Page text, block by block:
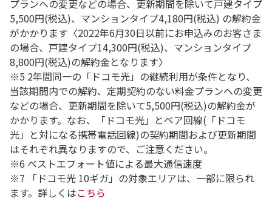
プランへの変更などの場合、更新期間を除いて戸建タイプ
5,500円(税込)、マンションタイプ4,180円(税込) の解約金
がかかります〈2022年6月30日以前にお申込みのお客さま
の場合、戸建タイプ14,300円(税込)、マンションタイプ
8,800円(税込)の解約金となります〉
※5 2年間同一の「ドコモ光」の継続利用が条件となり、
当該期間内での解約、定期契約のない料金プランへの変更
などの場合、更新期間を除いて5,500円(税込)の解約金が
かかります。なお、「ドコモ光」とペア回線(「ドコモ
光」と対になる携帯電話回線)の契約期間および更新期間
はそれぞれ異なりますので、ご注意ください。
※6 ベストエフォート値による最大通信速度
※7 「ドコモ光 10ギガ」の対象エリアは、一部に限られ
ます。詳しくはこちら